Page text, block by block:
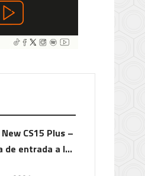
CS15 Plus –
de entrada a la